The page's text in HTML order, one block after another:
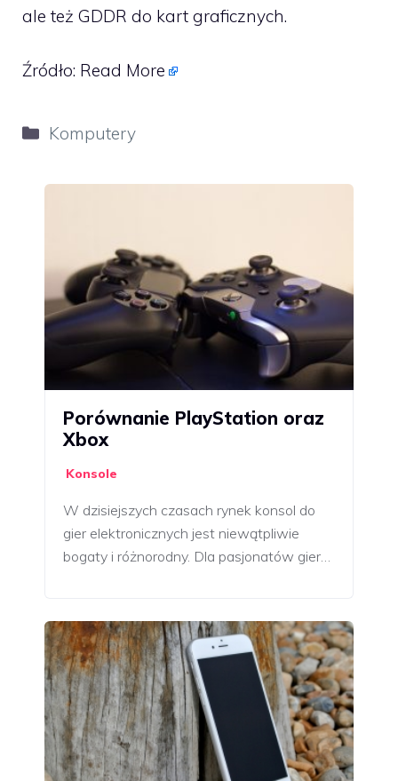
ale też GDDR do kart graficznych.
Źródło: Read More
Kategorie
Komputery
Porównanie PlayStation oraz
Xbox
Konsole
W dzisiejszych czasach rynek konsol do
gier elektronicznych jest niewątpliwie
bogaty i różnorodny. Dla pasjonatów gier…